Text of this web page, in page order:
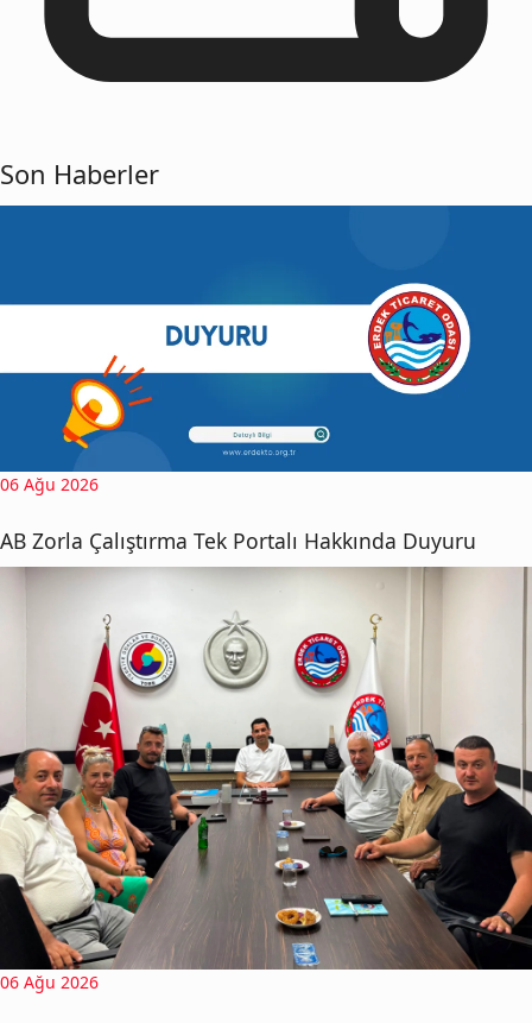
Son Haberler
06 Ağu 2026
AB Zorla Çalıştırma Tek Portalı Hakkında Duyuru
06 Ağu 2026